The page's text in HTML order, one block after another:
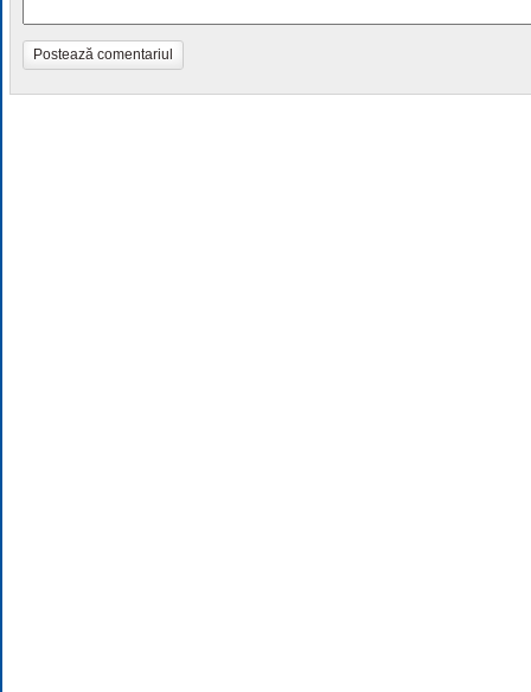
Postează comentariul